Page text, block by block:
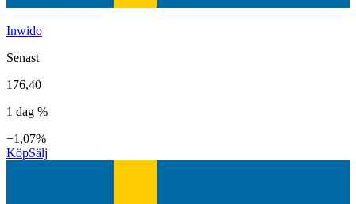
Inwido
Senast
176,40
1 dag %
−1,07%
KöpSälj